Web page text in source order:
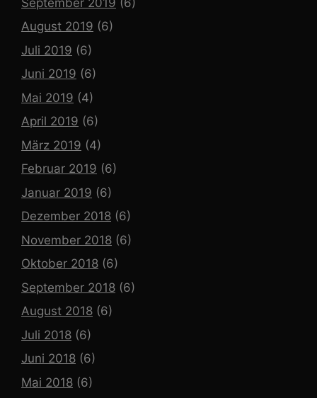
August 2019 (6)
Juli 2019 (6)
Juni 2019 (6)
Mai 2019 (4)
April 2019 (6)
März 2019 (4)
Februar 2019 (6)
Januar 2019 (6)
Dezember 2018 (6)
November 2018 (6)
Oktober 2018 (6)
September 2018 (6)
August 2018 (6)
Juli 2018 (6)
Juni 2018 (6)
Mai 2018 (6)